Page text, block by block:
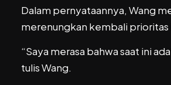
Dalam pernyataannya, Wang
merenungkan kembali prioritas
“Saya merasa bahwa saat ini
tulis Wang.